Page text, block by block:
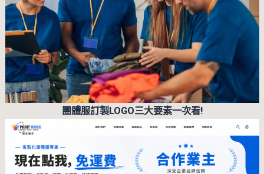
團體服訂製LOGO三大要素一次看!